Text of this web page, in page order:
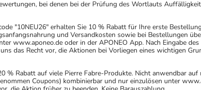
bei denen bei der Prüfung des Wortlauts
"10NEU26" erhalten Sie 10 % Rabatt für Ihre erste
und Versandkosten sowie bei Bestellungen
www.aponeo.de oder in der APONEO App. Nach Eingabe
das Recht vor, die Aktionen bei Vorliegen eines wichtigen
% Rabatt auf viele Pierre Fabre-Produkte. Nicht anwendbar
Coupons) kombinierbar und nur einzulösen unter